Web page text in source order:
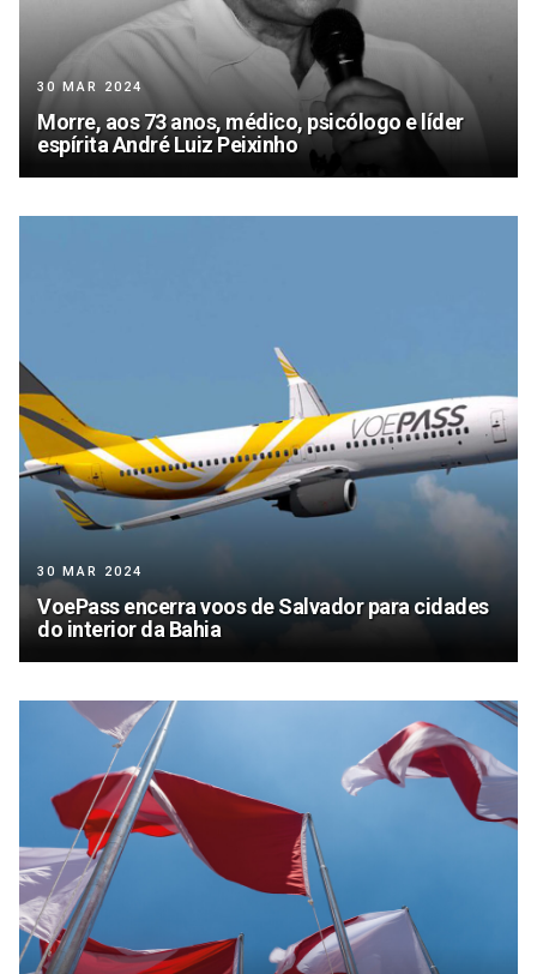
30 MAR 2024
Morre, aos 73 anos, médico, psicólogo e líder
espírita André Luiz Peixinho
30 MAR 2024
VoePass encerra voos de Salvador para cidades
do interior da Bahia